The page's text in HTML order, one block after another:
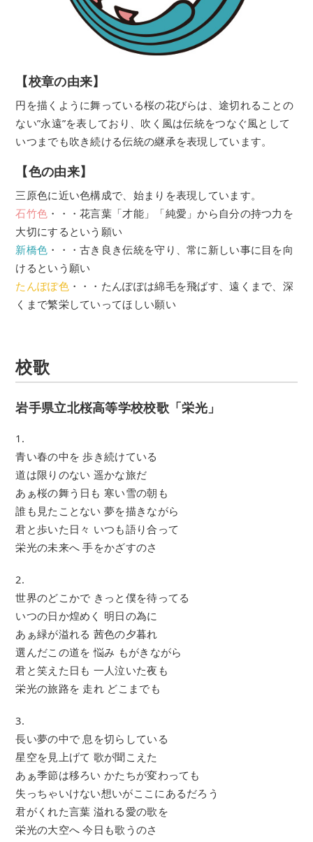
【校章の由来】
円を描くように舞っている桜の花びらは、途切れることの
ない”永遠”を表しており、吹く風は伝統をつなぐ風として
いつまでも吹き続ける伝統の継承を表現しています。
【色の由来】
三原色に近い色構成で、始まりを表現しています。
石竹色 ・・・花言葉「才能」「純愛」から自分の持つ力を
大切にするという願い
新橋色 ・・・古き良き伝統を守り、常に新しい事に目を向
けるという願い
たんぽぽ色・・・たんぽぽは綿毛を飛ばす、遠くまで、深
くまで繁栄していってほしい願い
校歌
岩手県立北桜高等学校校歌「栄光」
1.
青い春の中を 歩き続けている
道は限りのない 遥かな旅だ
あぁ桜の舞う日も 寒い雪の朝も
誰も見たことない 夢を描きながら
君と歩いた日々 いつも語り合って
栄光の未来へ 手をかざすのさ
2.
世界のどこかで きっと僕を待ってる
いつの日か煌めく 明日の為に
あぁ緑が溢れる 茜色の夕暮れ
選んだこの道を 悩み もがきながら
君と笑えた日も 一人泣いた夜も
栄光の旅路を 走れ どこまでも
3.
長い夢の中で 息を切らしている
星空を見上げて 歌が聞こえた
あぁ季節は移ろい かたちが変わっても
失っちゃいけない想いがここにあるだろう
君がくれた言葉 溢れる愛の歌を
栄光の大空へ 今日も歌うのさ